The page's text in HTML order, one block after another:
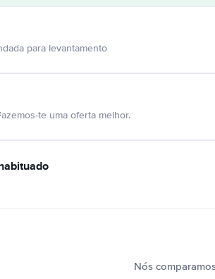
para levantamento
te uma oferta melhor.
Nós